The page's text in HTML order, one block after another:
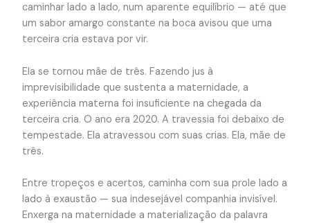
caminhar lado a lado, num aparente equilíbrio — até que
um sabor amargo constante na boca avisou que uma
terceira cria estava por vir.
Ela se tornou mãe de três. Fazendo jus à
imprevisibilidade que sustenta a maternidade, a
experiência materna foi insuficiente na chegada da
terceira cria. O ano era 2020. A travessia foi debaixo de
tempestade. Ela atravessou com suas crias. Ela, mãe de
três.
Entre tropeços e acertos, caminha com sua prole lado a
lado à exaustão — sua indesejável companhia invisível.
Enxerga na maternidade a materialização da palavra